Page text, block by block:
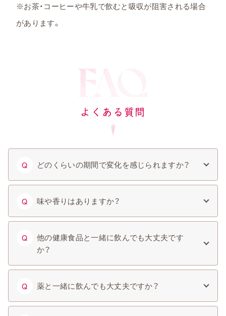
※お茶・コーヒーや牛乳で飲むと吸収が阻害される場合
があります。
よくある質問
Q どのくらいの期間で変化を感じられますか？
Q 味や香りはありますか？
Q
他の健康食品と一緒に飲んでも大丈夫です
か？
Q 薬と一緒に飲んでも大丈夫ですか？